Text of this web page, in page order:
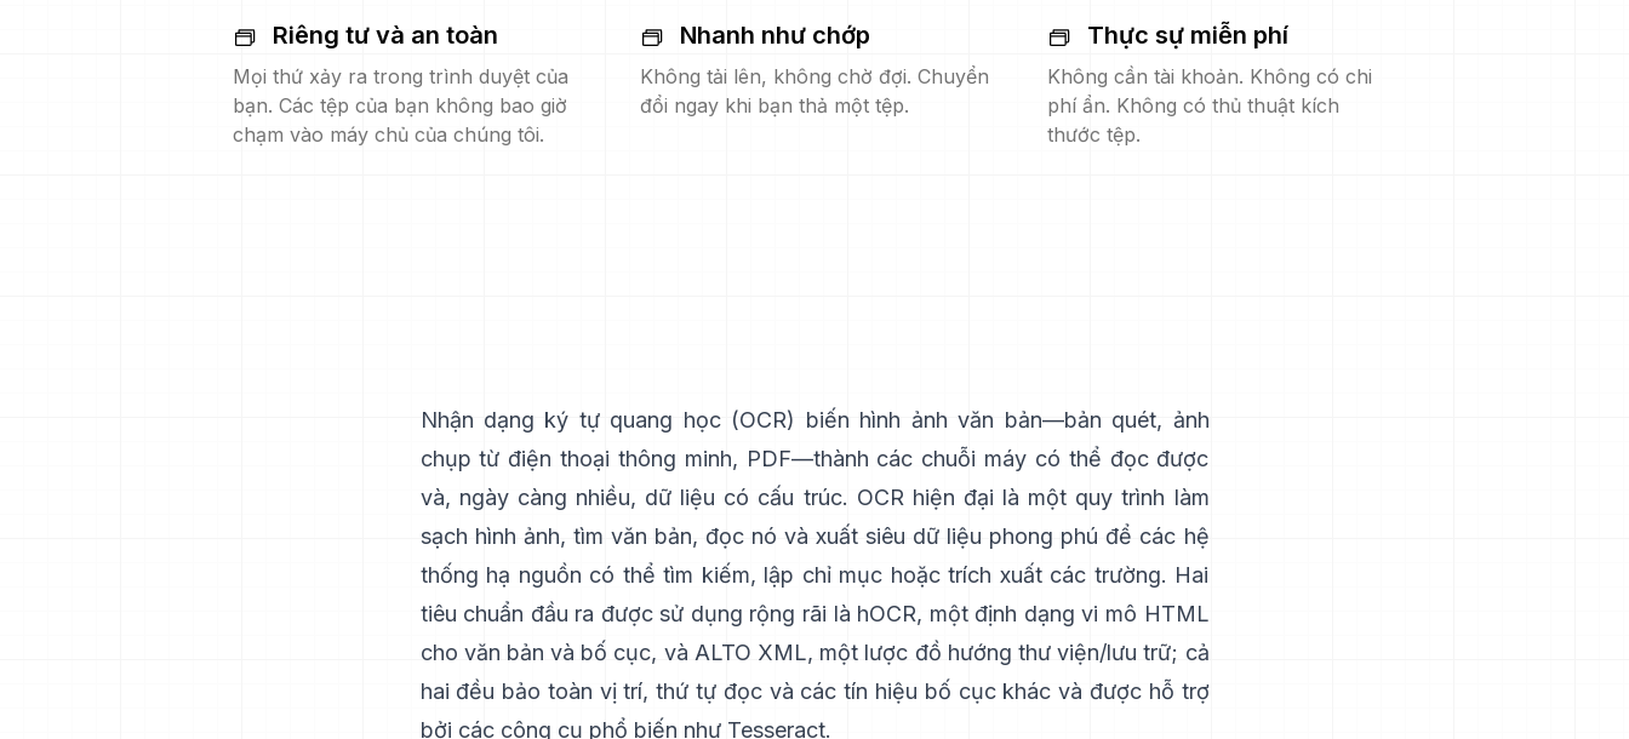
Riêng tư và an toàn
Mọi thứ xảy ra trong trình duyệt của
bạn. Các tệp của bạn không bao giờ
chạm vào máy chủ của chúng tôi.
Nhanh như chớp
Không tải lên, không chờ đợi. Chuyển
đổi ngay khi bạn thả một tệp.
Thực sự miễn phí
Không cần tài khoản. Không có chi
phí ẩn. Không có thủ thuật kích
thước tệp.
Nhận dạng ký tự quang học (OCR) biến hình ảnh văn bản—bản quét, ảnh
chụp từ điện thoại thông minh, PDF—thành các chuỗi máy có thể đọc được
và, ngày càng nhiều, dữ liệu có cấu trúc. OCR hiện đại là một quy trình làm
sạch hình ảnh, tìm văn bản, đọc nó và xuất siêu dữ liệu phong phú để các hệ
thống hạ nguồn có thể tìm kiếm, lập chỉ mục hoặc trích xuất các trường. Hai
tiêu chuẩn đầu ra được sử dụng rộng rãi là hOCR, một định dạng vi mô HTML
cho văn bản và bố cục, và ALTO XML, một lược đồ hướng thư viện/lưu trữ; cả
hai đều bảo toàn vị trí, thứ tự đọc và các tín hiệu bố cục khác và được hỗ trợ
bởi các công cụ phổ biến như Tesseract.